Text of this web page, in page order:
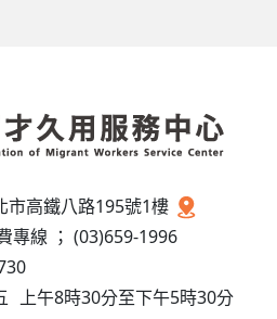
市高鐵八路195號1樓
專線 ； (03)659-1996
上午8時30分至下午5時30分